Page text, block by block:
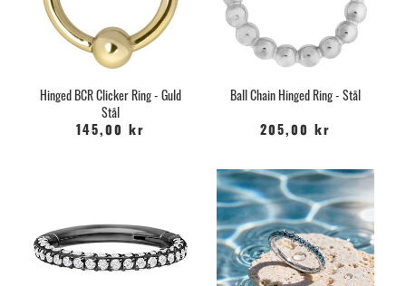
Hinged BCR Clicker Ring - Guld
Stål
145,00 kr
Ball Chain Hinged Ring - Stål
205,00 kr